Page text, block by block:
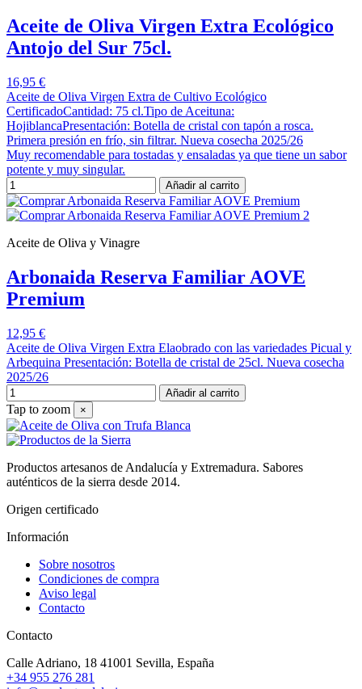
Aceite de Oliva Virgen Extra Ecológico
Antojo del Sur 75cl.
16,95 €
Aceite de Oliva Virgen Extra de Cultivo Ecológico
CertificadoCantidad: 75 cl.Tipo de Aceituna:
HojiblancaPresentación: Botella de cristal con tapón a rosca.
Primera presión en frío, sin filtrar. Nueva cosecha 2025/26
Muy recomendable para tostadas y ensaladas ya que tiene un sabor
potente y muy singular.
Añadir al carrito
Aceite de Oliva y Vinagre
Arbonaida Reserva Familiar AOVE
Premium
12,95 €
Aceite de Oliva Virgen Extra Elaobrado con las variedades Picual y
Arbequina Presentación: Botella de cristal de 25cl. Nueva cosecha
2025/26
Añadir al carrito
Tap to zoom ×
Productos artesanos de Andalucía y Extremadura. Sabores
auténticos de la sierra desde 2014.
Origen certificado
Información
Sobre nosotros
Condiciones de compra
Aviso legal
Contacto
Contacto
Calle Adriano, 18 41001 Sevilla, España
+34 955 276 281